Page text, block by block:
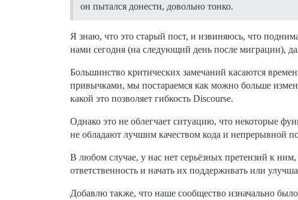
он пытался донести, довольно тонко.
Я знаю, что это старый пост, и извиняюсь, что
нами сегодня (на следующий день после миграции),
Большинство критических замечаний касаются
привычками, мы постараемся как можно больше
какой это позволяет гибкость Discourse.
Однако это не облегчает ситуацию, что некоторые
не обладают лучшим качеством кода и непрерывной
В любом случае, у нас нет серьёзных претензий к
ответственность и начать их поддерживать или
Добавлю также, что наше сообщество изначально